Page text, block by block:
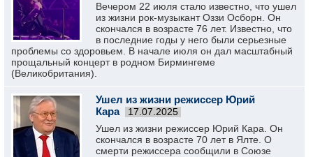
Вечером 22 июля стало известно, что ушел
из жизни рок-музыкант Оззи Осборн. Он
скончался в возрасте 76 лет. Известно, что
в последние годы у него были серьезные
проблемы со здоровьем. В начале июля он дал масштабный
прощальный концерт в родном Бирмингеме
(Великобритания).
Ушел из жизни режиссер Юрий
Кара
17.07.2025
Ушел из жизни режиссер Юрий Кара. Он
скончался в возрасте 70 лет в Ялте. О
смерти режиссера сообщили в Союзе